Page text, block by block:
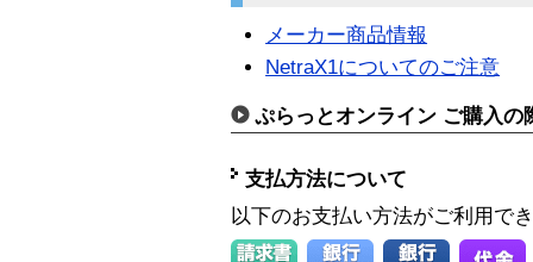
メーカー商品情報
NetraX1についてのご注意
ぷらっとオンライン ご購入の
支払方法について
以下のお支払い方法がご利用で